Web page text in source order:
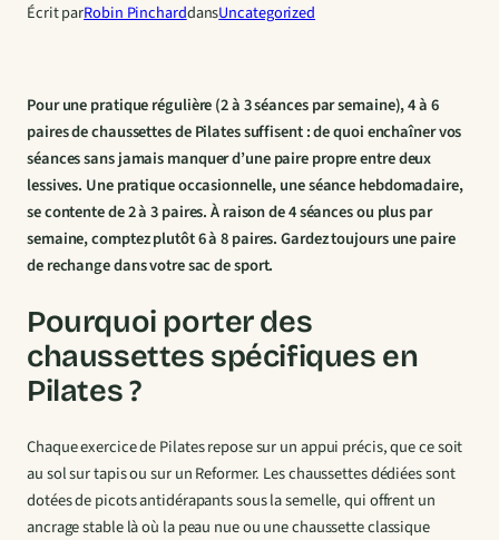
Écrit parRobin PincharddansUncategorized
Pour une pratique régulière (2 à 3 séances par semaine), 4 à 6
paires de chaussettes de Pilates suffisent : de quoi enchaîner vos
séances sans jamais manquer d’une paire propre entre deux
lessives. Une pratique occasionnelle, une séance hebdomadaire,
se contente de 2 à 3 paires. À raison de 4 séances ou plus par
semaine, comptez plutôt 6 à 8 paires. Gardez toujours une paire
de rechange dans votre sac de sport.
Pourquoi porter des
chaussettes spécifiques en
Pilates ?
Chaque exercice de Pilates repose sur un appui précis, que ce soit
au sol sur tapis ou sur un Reformer. Les chaussettes dédiées sont
dotées de picots antidérapants sous la semelle, qui offrent un
ancrage stable là où la peau nue ou une chaussette classique